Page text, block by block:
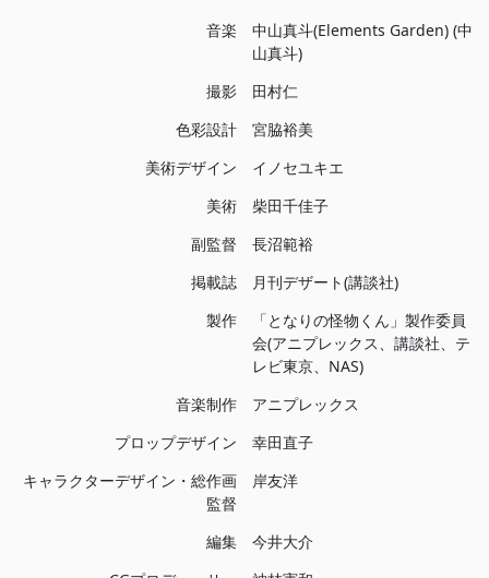
音楽
中山真斗(Elements Garden) (中
山真斗)
撮影
田村仁
色彩設計
宮脇裕美
美術デザイン
イノセユキエ
美術
柴田千佳子
副監督
長沼範裕
掲載誌
月刊デザート(講談社)
製作
「となりの怪物くん」製作委員
会(アニプレックス、講談社、テ
レビ東京、NAS)
音楽制作
アニプレックス
プロップデザイン
幸田直子
キャラクターデザイン・総作画
監督
岸友洋
編集
今井大介